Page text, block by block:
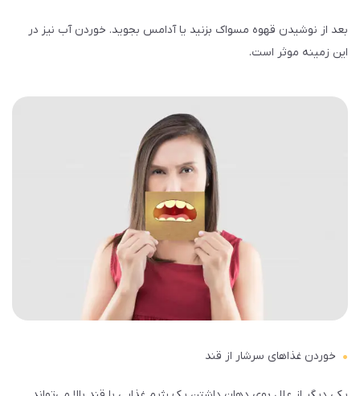
بعد از نوشیدن قهوه مسواک بزنید یا آدامس بجوید. خوردن آب نیز در
این زمینه موثر است.
خوردن غذاهای سرشار از قند